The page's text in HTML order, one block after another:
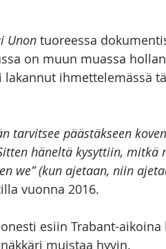
Unon tuoreessa
on muun muassa
lakannut ihmettelemässä
tarvitsee päästäkseen
häneltä kysyttiin, mitkä
we” (kun ajetaan, niin
vuonna 2016.
esiin Trabant-aikoina
muistaa hyvin.